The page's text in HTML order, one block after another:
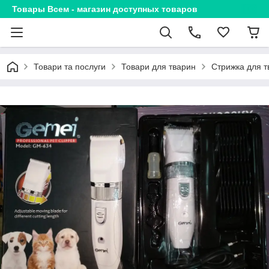
Товары Всем - магазин доступных товаров
Товари та послуги Товари для тварин Стрижка для